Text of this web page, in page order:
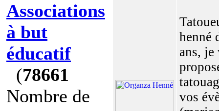
Associations
à but
éducatif
(78661
Nombre de
henné
ans, je
vos